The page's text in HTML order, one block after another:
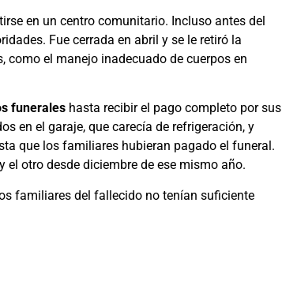
en un centro comunitario. Incluso antes del
Fue cerrada en abril y se le retiró la
el manejo inadecuado de cuerpos en
funerales hasta recibir el pago completo por sus
en el garaje, que carecía de refrigeración, y
que los familiares hubieran pagado el funeral.
el otro desde diciembre de ese mismo año.
familiares del fallecido no tenían suficiente